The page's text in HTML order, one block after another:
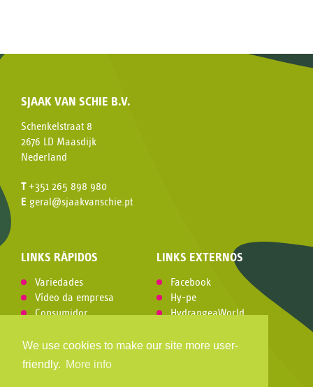
We use cookies to make our site more user-
friendly. More info
SJAAK VAN SCHIE B.V.
Schenkelstraat 8
2676 LD Maasdijk
Nederland
T +351 265 898 980
E geral@sjaakvanschie.pt
LINKS RÁPIDOS
Variedades
Vídeo da empresa
Consumidor
Canal de Denúncias
Plano de Prevenção de
Riscos de Corrupção e
LINKS EXTERNOS
Facebook
Hy-pe
HydrangeaWorld
Plantum